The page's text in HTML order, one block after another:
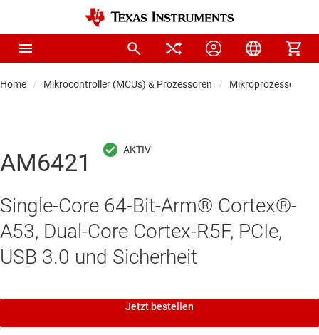
Home Mikrocontroller (MCUs) & Prozessoren Mikroprozessoren &
AM6421
Single-Core 64-Bit-Arm® Cortex®-
A53, Dual-Core Cortex-R5F, PCIe,
USB 3.0 und Sicherheit
Jetzt bestellen